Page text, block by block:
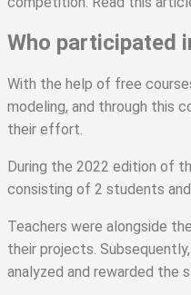
Who participated
With the help of free
modeling, and through this
their effort.
During the 2022 edition of
consisting of 2 students
Teachers were alongside
their projects.
analyzed and rewarded the